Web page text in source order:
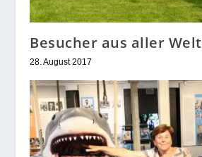
Besucher aus aller Welt
28. August 2017